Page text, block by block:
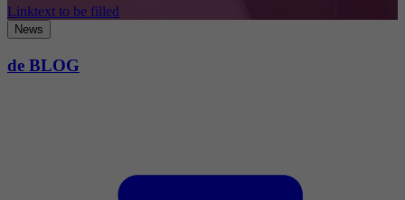
Linktext to be filled
News
de BLOG